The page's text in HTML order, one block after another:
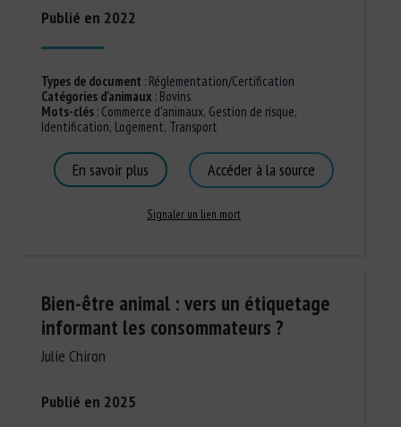
Publié en 2022
Types de document : Réglementation/Certification
Catégories d'animaux : Bovins
Mots-clés: Commerce d'animaux, Gestion de risque,
Identification, Logement, Transport
En savoir plus Accéder à la source
Signaler un lien mort
Bien-être animal : vers un étiquetage
informant les consommateurs ?
Julie Chiron
Publié en 2025